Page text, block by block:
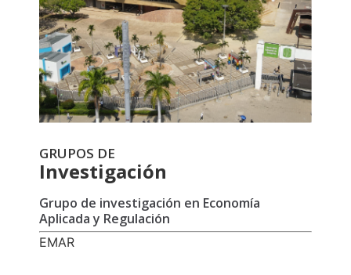
GRUPOS DE
Investigación
Grupo de investigación en Economía
Aplicada y Regulación
EMAR